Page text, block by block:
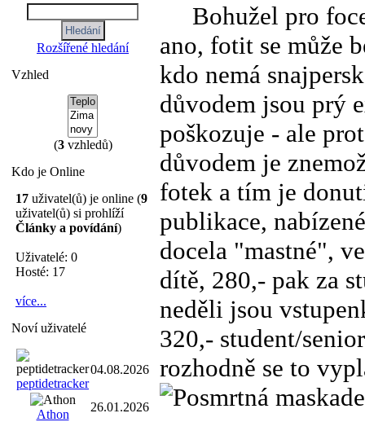
Rozšířené hledání
Vzhled
(3vzhledů)
Kdo je Online
17 uživatel(ů) je online (9
uživatel(ů) si prohlíží
Články a povídání)
Uživatelé: 0
Hosté: 17
více...
Noví uživatelé
peptidetracker
04.08.2026
Athon
26.01.2026
Bohužel pro
ano, fotit se může
kdo nemá
důvodem jsou prý
poškozuje - ale
důvodem je
fotek a tím je
publikace,
docela "mastné",
dítě, 280,- pak za
neděli jsou
320,- student/
rozhodně se to